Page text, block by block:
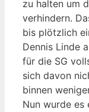
zu halten um
verhindern.
bis plötzlich
Dennis Linde
für die SG
sich davon
binnen
Nun wurde es